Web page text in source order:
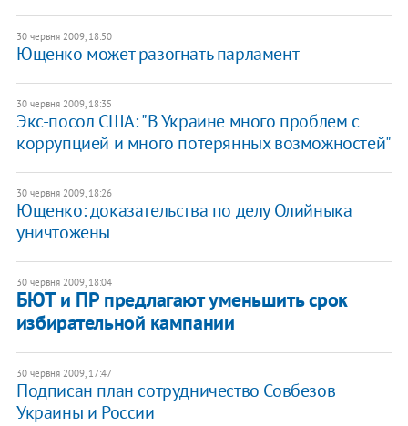
30 червня 2009, 18:50
Ющенко может разогнать парламент
30 червня 2009, 18:35
Экс-посол США: "В Украине много проблем с
коррупцией и много потерянных возможностей"
30 червня 2009, 18:26
Ющенко: доказательства по делу Олийныка
уничтожены
30 червня 2009, 18:04
БЮТ и ПР предлагают уменьшить срок
избирательной кампании
30 червня 2009, 17:47
Подписан план сотрудничество Совбезов
Украины и России